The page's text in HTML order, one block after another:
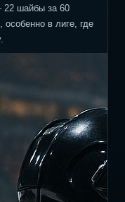
22 шайбы за 60
в лиге, где